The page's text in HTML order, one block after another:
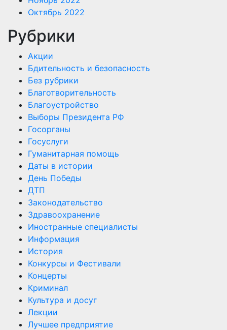
Октябрь 2022
Рубрики
Акции
Бдительность и безопасность
Без рубрики
Благотворительность
Благоустройство
Выборы Президента РФ
Госорганы
Госуслуги
Гуманитарная помощь
Даты в истории
День Победы
ДТП
Законодательство
Здравоохранение
Иностранные специалисты
Информация
История
Конкурсы и Фестивали
Концерты
Криминал
Культура и досуг
Лекции
Лучшее предприятие